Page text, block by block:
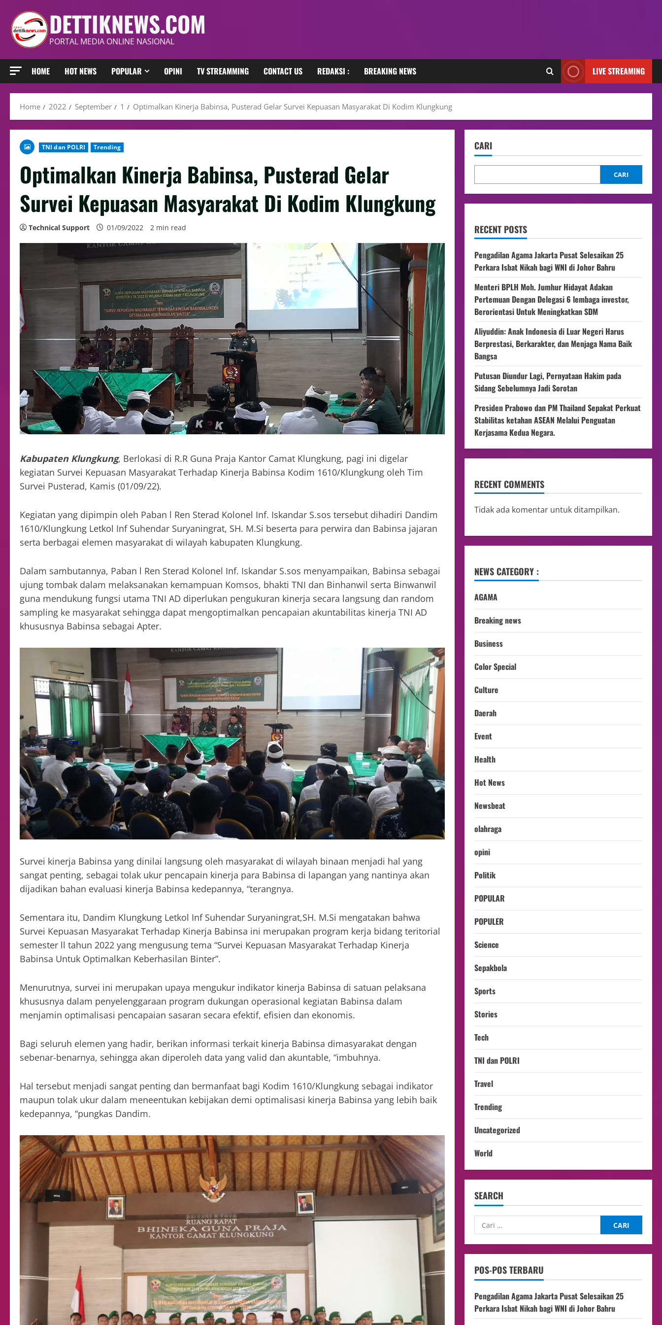
DETTIKNEWS.COM
PORTAL MEDIA ONLINE NASIONAL
HOME HOT NEWS POPULAR OPINI TV STREAMMING CONTACT US REDAKSI : BREAKING NEWS LIVE STREAMING
Home 2022 September 1 Optimalkan Kinerja Babinsa, Pusterad Gelar Survei Kepuasan Masyarakat Di Kodim Klungkung
TNI dan POLRI Trending
Optimalkan Kinerja Babinsa, Pusterad Gelar
Survei Kepuasan Masyarakat Di Kodim Klungkung
Technical Support 01/09/2022 2 min read
Kabupaten Klungkung, Berlokasi di R.R Guna Praja Kantor Camat Klungkung, pagi ini digelar
kegiatan Survei Kepuasan Masyarakat Terhadap Kinerja Babinsa Kodim 1610/Klungkung oleh Tim
Survei Pusterad, Kamis (01/09/22).
Kegiatan yang dipimpin oleh Paban l Ren Sterad Kolonel Inf. Iskandar S.sos tersebut dihadiri Dandim
1610/Klungkung Letkol Inf Suhendar Suryaningrat, SH. M.Si beserta para perwira dan Babinsa jajaran
serta berbagai elemen masyarakat di wilayah kabupaten Klungkung.
Dalam sambutannya, Paban l Ren Sterad Kolonel Inf. Iskandar S.sos menyampaikan, Babinsa sebagai
ujung tombak dalam melaksanakan kemampuan Komsos, bhakti TNI dan Binhanwil serta Binwanwil
guna mendukung fungsi utama TNI AD diperlukan pengukuran kinerja secara langsung dan random
sampling ke masyarakat sehingga dapat mengoptimalkan pencapaian akuntabilitas kinerja TNI AD
khususnya Babinsa sebagai Apter.
Survei kinerja Babinsa yang dinilai langsung oleh masyarakat di wilayah binaan menjadi hal yang
sangat penting, sebagai tolak ukur pencapain kinerja para Babinsa di lapangan yang nantinya akan
dijadikan bahan evaluasi kinerja Babinsa kedepannya, “terangnya.
Sementara itu, Dandim Klungkung Letkol Inf Suhendar Suryaningrat,SH. M.Si mengatakan bahwa
Survei Kepuasan Masyarakat Terhadap Kinerja Babinsa ini merupakan program kerja bidang teritorial
semester ll tahun 2022 yang mengusung tema “Survei Kepuasan Masyarakat Terhadap Kinerja
Babinsa Untuk Optimalkan Keberhasilan Binter”.
Menurutnya, survei ini merupakan upaya mengukur indikator kinerja Babinsa di satuan pelaksana
khususnya dalam penyelenggaraan program dukungan operasional kegiatan Babinsa dalam
menjamin optimalisasi pencapaian sasaran secara efektif, efisien dan ekonomis.
Bagi seluruh elemen yang hadir, berikan informasi terkait kinerja Babinsa dimasyarakat dengan
sebenar-benarnya, sehingga akan diperoleh data yang valid dan akuntable, “imbuhnya.
Hal tersebut menjadi sangat penting dan bermanfaat bagi Kodim 1610/Klungkung sebagai indikator
maupun tolak ukur dalam meneentukan kebijakan demi optimalisasi kinerja Babinsa yang lebih baik
kedepannya, “pungkas Dandim.
CARI
CARI
RECENT POSTS
Pengadilan Agama Jakarta Pusat Selesaikan 25
Perkara Isbat Nikah bagi WNI di Johor Bahru
Menteri BPLH Moh. Jumhur Hidayat Adakan
Pertemuan Dengan Delegasi 6 lembaga investor,
Berorientasi Untuk Meningkatkan SDM
Aliyuddin: Anak Indonesia di Luar Negeri Harus
Berprestasi, Berkarakter, dan Menjaga Nama Baik
Bangsa
Putusan Diundur Lagi, Pernyataan Hakim pada
Sidang Sebelumnya Jadi Sorotan
Presiden Prabowo dan PM Thailand Sepakat Perkuat
Stabilitas ketahan ASEAN Melalui Penguatan
Kerjasama Kedua Negara.
RECENT COMMENTS
Tidak ada komentar untuk ditampilkan.
NEWS CATEGORY :
AGAMA
Breaking news
Business
Color Special
Culture
Daerah
Event
Health
Hot News
Newsbeat
olahraga
opini
Politik
POPULAR
POPULER
Science
Sepakbola
Sports
Stories
Tech
TNI dan POLRI
Travel
Trending
Uncategorized
World
SEARCH
POS-POS TERBARU
Pengadilan Agama Jakarta Pusat Selesaikan 25
Perkara Isbat Nikah bagi WNI di Johor Bahru